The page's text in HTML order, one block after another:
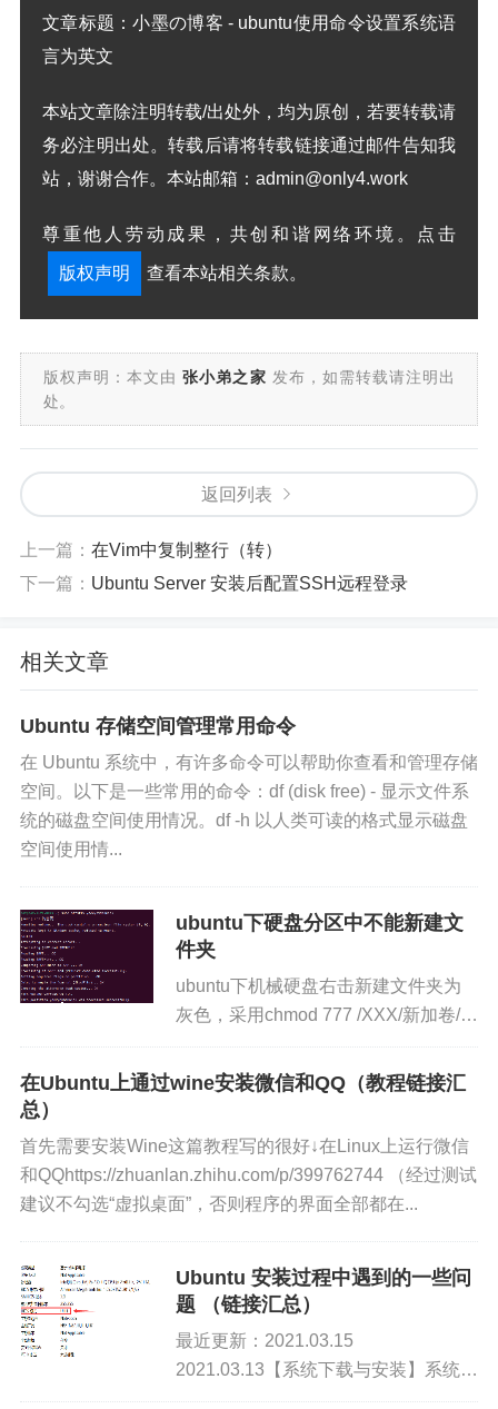
文章标题：小墨の博客 - ubuntu使用命令设置系统语
言为英文
本站文章除注明转载/出处外，均为原创，若要转载请
务必注明出处。转载后请将转载链接通过邮件告知我
站，谢谢合作。本站邮箱：admin@only4.work
尊重他人劳动成果，共创和谐网络环境。点击
版权声明 查看本站相关条款。
版权声明：本文由 张小弟之家 发布，如需转载请注明出
处。
返回列表
上一篇： 在Vim中复制整行（转）
下一篇： Ubuntu Server 安装后配置SSH远程登录
相关文章
Ubuntu 存储空间管理常用命令
在 Ubuntu 系统中，有许多命令可以帮助你查看和管理存储
空间。以下是一些常用的命令：df (disk free) - 显示文件系
统的磁盘空间使用情况。df -h 以人类可读的格式显示磁盘
空间使用情...
ubuntu下硬盘分区中不能新建文
件夹
ubuntu下机械硬盘右击新建文件夹为
灰色，采用chmod 777 /XXX/新加卷/
仍然无效解决方案：首先将其直接右击
选择卸载后，执行sudo ntfsfix /d...
在Ubuntu上通过wine安装微信和QQ（教程链接汇
总）
首先需要安装Wine这篇教程写的很好↓在Linux上运行微信
和QQhttps://zhuanlan.zhihu.com/p/399762744 （经过测试
建议不勾选“虚拟桌面”，否则程序的界面全部都在...
Ubuntu 安装过程中遇到的一些问
题 （链接汇总）
最近更新：2021.03.15
2021.03.13【系统下载与安装】系统下
载Ubuntu系统下载